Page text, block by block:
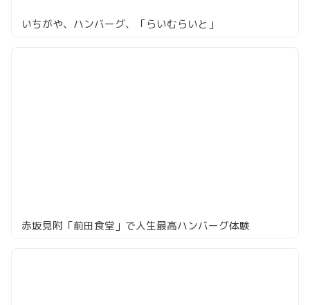
いちがや、ハンバーグ、「らいむらいと」
赤坂見附「前田食堂」で人生最高ハンバーグ体験